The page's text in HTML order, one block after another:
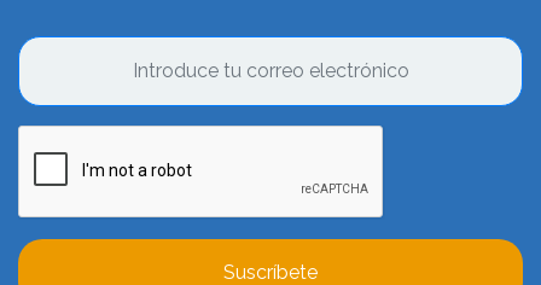
Suscríbete